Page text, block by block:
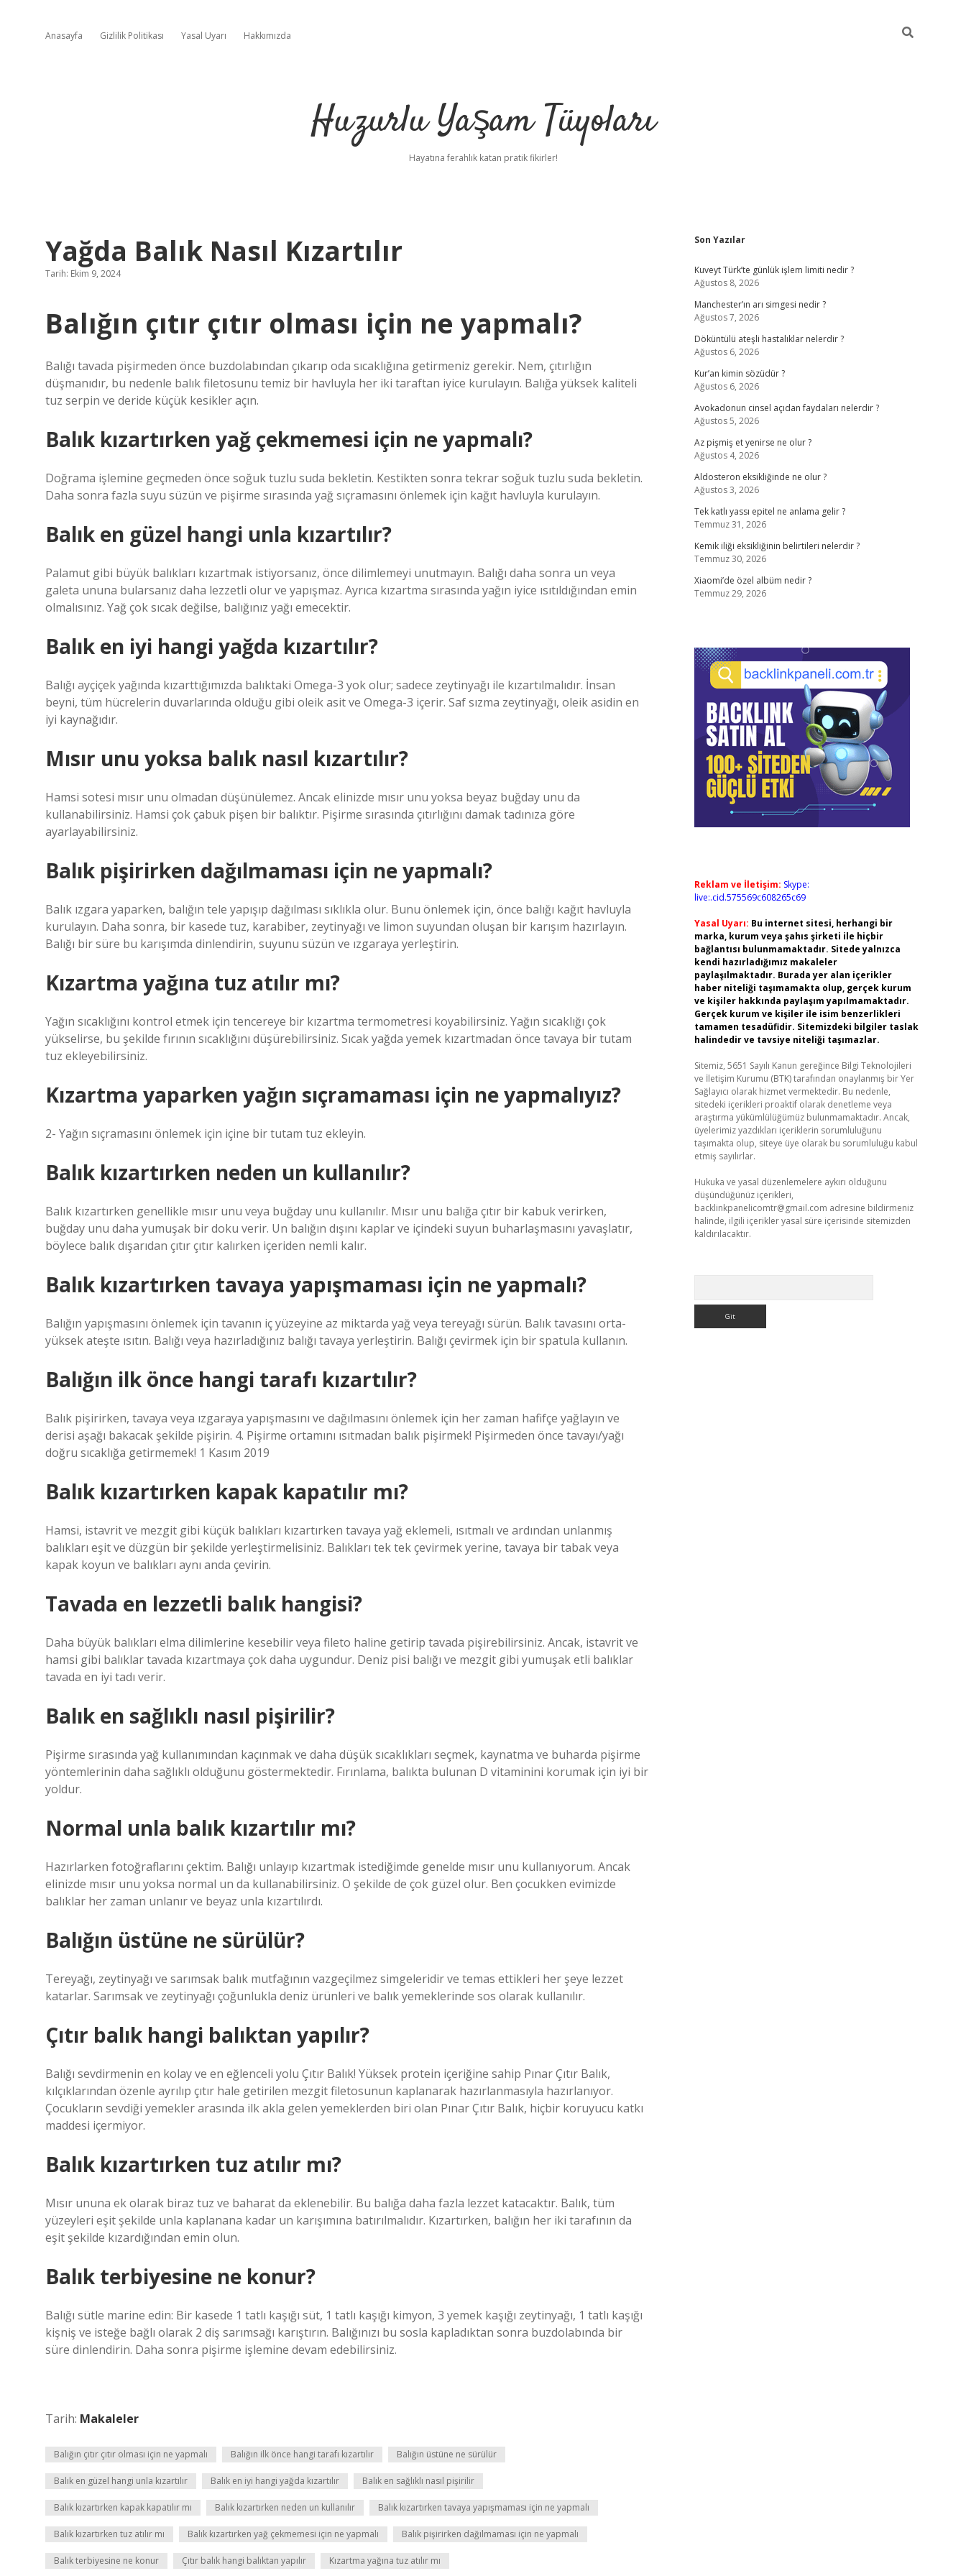
Anasayfa Gizlilik Politikası Yasal Uyarı Hakkımızda
Huzurlu Yaşam Tüyoları
Hayatına ferahlık katan pratik fikirler!
Yağda Balık Nasıl Kızartılır
Tarih: Ekim 9, 2024
Balığın çıtır çıtır olması için ne yapmalı?
Balığı tavada pişirmeden önce buzdolabından çıkarıp oda sıcaklığına getirmeniz gerekir. Nem, çıtırlığın
düşmanıdır, bu nedenle balık filetosunu temiz bir havluyla her iki taraftan iyice kurulayın. Balığa yüksek kaliteli
tuz serpin ve deride küçük kesikler açın.
Balık kızartırken yağ çekmemesi için ne yapmalı?
Doğrama işlemine geçmeden önce soğuk tuzlu suda bekletin. Kestikten sonra tekrar soğuk tuzlu suda bekletin.
Daha sonra fazla suyu süzün ve pişirme sırasında yağ sıçramasını önlemek için kağıt havluyla kurulayın.
Balık en güzel hangi unla kızartılır?
Palamut gibi büyük balıkları kızartmak istiyorsanız, önce dilimlemeyi unutmayın. Balığı daha sonra un veya
galeta ununa bularsanız daha lezzetli olur ve yapışmaz. Ayrıca kızartma sırasında yağın iyice ısıtıldığından emin
olmalısınız. Yağ çok sıcak değilse, balığınız yağı emecektir.
Balık en iyi hangi yağda kızartılır?
Balığı ayçiçek yağında kızarttığımızda balıktaki Omega-3 yok olur; sadece zeytinyağı ile kızartılmalıdır. İnsan
beyni, tüm hücrelerin duvarlarında olduğu gibi oleik asit ve Omega-3 içerir. Saf sızma zeytinyağı, oleik asidin en
iyi kaynağıdır.
Mısır unu yoksa balık nasıl kızartılır?
Hamsi sotesi mısır unu olmadan düşünülemez. Ancak elinizde mısır unu yoksa beyaz buğday unu da
kullanabilirsiniz. Hamsi çok çabuk pişen bir balıktır. Pişirme sırasında çıtırlığını damak tadınıza göre
ayarlayabilirsiniz.
Balık pişirirken dağılmaması için ne yapmalı?
Balık ızgara yaparken, balığın tele yapışıp dağılması sıklıkla olur. Bunu önlemek için, önce balığı kağıt havluyla
kurulayın. Daha sonra, bir kasede tuz, karabiber, zeytinyağı ve limon suyundan oluşan bir karışım hazırlayın.
Balığı bir süre bu karışımda dinlendirin, suyunu süzün ve ızgaraya yerleştirin.
Kızartma yağına tuz atılır mı?
Yağın sıcaklığını kontrol etmek için tencereye bir kızartma termometresi koyabilirsiniz. Yağın sıcaklığı çok
yükselirse, bu şekilde fırının sıcaklığını düşürebilirsiniz. Sıcak yağda yemek kızartmadan önce tavaya bir tutam
tuz ekleyebilirsiniz.
Kızartma yaparken yağın sıçramaması için ne yapmalıyız?
2- Yağın sıçramasını önlemek için içine bir tutam tuz ekleyin.
Balık kızartırken neden un kullanılır?
Balık kızartırken genellikle mısır unu veya buğday unu kullanılır. Mısır unu balığa çıtır bir kabuk verirken,
buğday unu daha yumuşak bir doku verir. Un balığın dışını kaplar ve içindeki suyun buharlaşmasını yavaşlatır,
böylece balık dışarıdan çıtır çıtır kalırken içeriden nemli kalır.
Balık kızartırken tavaya yapışmaması için ne yapmalı?
Balığın yapışmasını önlemek için tavanın iç yüzeyine az miktarda yağ veya tereyağı sürün. Balık tavasını orta-
yüksek ateşte ısıtın. Balığı veya hazırladığınız balığı tavaya yerleştirin. Balığı çevirmek için bir spatula kullanın.
Balığın ilk önce hangi tarafı kızartılır?
Balık pişirirken, tavaya veya ızgaraya yapışmasını ve dağılmasını önlemek için her zaman hafifçe yağlayın ve
derisi aşağı bakacak şekilde pişirin. 4. Pişirme ortamını ısıtmadan balık pişirmek! Pişirmeden önce tavayı/yağı
doğru sıcaklığa getirmemek! 1 Kasım 2019
Balık kızartırken kapak kapatılır mı?
Hamsi, istavrit ve mezgit gibi küçük balıkları kızartırken tavaya yağ eklemeli, ısıtmalı ve ardından unlanmış
balıkları eşit ve düzgün bir şekilde yerleştirmelisiniz. Balıkları tek tek çevirmek yerine, tavaya bir tabak veya
kapak koyun ve balıkları aynı anda çevirin.
Tavada en lezzetli balık hangisi?
Daha büyük balıkları elma dilimlerine kesebilir veya fileto haline getirip tavada pişirebilirsiniz. Ancak, istavrit ve
hamsi gibi balıklar tavada kızartmaya çok daha uygundur. Deniz pisi balığı ve mezgit gibi yumuşak etli balıklar
tavada en iyi tadı verir.
Balık en sağlıklı nasıl pişirilir?
Pişirme sırasında yağ kullanımından kaçınmak ve daha düşük sıcaklıkları seçmek, kaynatma ve buharda pişirme
yöntemlerinin daha sağlıklı olduğunu göstermektedir. Fırınlama, balıkta bulunan D vitaminini korumak için iyi bir
yoldur.
Normal unla balık kızartılır mı?
Hazırlarken fotoğraflarını çektim. Balığı unlayıp kızartmak istediğimde genelde mısır unu kullanıyorum. Ancak
elinizde mısır unu yoksa normal un da kullanabilirsiniz. O şekilde de çok güzel olur. Ben çocukken evimizde
balıklar her zaman unlanır ve beyaz unla kızartılırdı.
Balığın üstüne ne sürülür?
Tereyağı, zeytinyağı ve sarımsak balık mutfağının vazgeçilmez simgeleridir ve temas ettikleri her şeye lezzet
katarlar. Sarımsak ve zeytinyağı çoğunlukla deniz ürünleri ve balık yemeklerinde sos olarak kullanılır.
Çıtır balık hangi balıktan yapılır?
Balığı sevdirmenin en kolay ve en eğlenceli yolu Çıtır Balık! Yüksek protein içeriğine sahip Pınar Çıtır Balık,
kılçıklarından özenle ayrılıp çıtır hale getirilen mezgit filetosunun kaplanarak hazırlanmasıyla hazırlanıyor.
Çocukların sevdiği yemekler arasında ilk akla gelen yemeklerden biri olan Pınar Çıtır Balık, hiçbir koruyucu katkı
maddesi içermiyor.
Balık kızartırken tuz atılır mı?
Mısır ununa ek olarak biraz tuz ve baharat da eklenebilir. Bu balığa daha fazla lezzet katacaktır. Balık, tüm
yüzeyleri eşit şekilde unla kaplanana kadar un karışımına batırılmalıdır. Kızartırken, balığın her iki tarafının da
eşit şekilde kızardığından emin olun.
Balık terbiyesine ne konur?
Balığı sütle marine edin: Bir kasede 1 tatlı kaşığı süt, 1 tatlı kaşığı kimyon, 3 yemek kaşığı zeytinyağı, 1 tatlı kaşığı
kişniş ve isteğe bağlı olarak 2 diş sarımsağı karıştırın. Balığınızı bu sosla kapladıktan sonra buzdolabında bir
süre dinlendirin. Daha sonra pişirme işlemine devam edebilirsiniz.
Tarih: Makaleler
Balığın çıtır çıtır olması için ne yapmalı Balığın ilk önce hangi tarafı kızartılır Balığın üstüne ne sürülür
Balık en güzel hangi unla kızartılır Balık en iyi hangi yağda kızartılır Balık en sağlıklı nasıl pişirilir
Balık kızartırken kapak kapatılır mı Balık kızartırken neden un kullanılır Balık kızartırken tavaya yapışmaması için ne yapmalı
Balık kızartırken tuz atılır mı Balık kızartırken yağ çekmemesi için ne yapmalı Balık pişirirken dağılmaması için ne yapmalı
Balık terbiyesine ne konur Çıtır balık hangi balıktan yapılır Kızartma yağına tuz atılır mı
Sidebar
Son Yazılar
Kuveyt Türk’te günlük işlem limiti nedir ?
Ağustos 8, 2026
Manchester’ın arı simgesi nedir ?
Ağustos 7, 2026
Döküntülü ateşli hastalıklar nelerdir ?
Ağustos 6, 2026
Kur’an kimin sözüdür ?
Ağustos 6, 2026
Avokadonun cinsel açıdan faydaları nelerdir ?
Ağustos 5, 2026
Az pişmiş et yenirse ne olur ?
Ağustos 4, 2026
Aldosteron eksikliğinde ne olur ?
Ağustos 3, 2026
Tek katlı yassı epitel ne anlama gelir ?
Temmuz 31, 2026
Kemik iliği eksikliğinin belirtileri nelerdir ?
Temmuz 30, 2026
Xiaomi’de özel albüm nedir ?
Temmuz 29, 2026
Reklam ve İletişim: Skype:
live:.cid.575569c608265c69
Yasal Uyarı: Bu internet sitesi, herhangi bir
marka, kurum veya şahıs şirketi ile hiçbir
bağlantısı bulunmamaktadır. Sitede yalnızca
kendi hazırladığımız makaleler
paylaşılmaktadır. Burada yer alan içerikler
haber niteliği taşımamakta olup, gerçek kurum
ve kişiler hakkında paylaşım yapılmamaktadır.
Gerçek kurum ve kişiler ile isim benzerlikleri
tamamen tesadüfidir. Sitemizdeki bilgiler taslak
halindedir ve tavsiye niteliği taşımazlar.
Sitemiz, 5651 Sayılı Kanun gereğince Bilgi Teknolojileri
ve İletişim Kurumu (BTK) tarafından onaylanmış bir Yer
Sağlayıcı olarak hizmet vermektedir. Bu nedenle,
sitedeki içerikleri proaktif olarak denetleme veya
araştırma yükümlülüğümüz bulunmamaktadır. Ancak,
üyelerimiz yazdıkları içeriklerin sorumluluğunu
taşımakta olup, siteye üye olarak bu sorumluluğu kabul
etmiş sayılırlar.
Hukuka ve yasal düzenlemelere aykırı olduğunu
düşündüğünüz içerikleri,
backlinkpanelicomtr@gmail.com adresine bildirmeniz
halinde, ilgili içerikler yasal süre içerisinde sitemizden
kaldırılacaktır.